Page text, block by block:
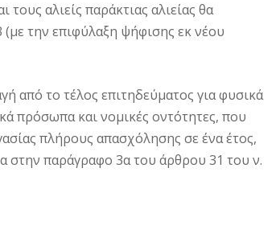
αλιείς παράκτιας αλιείας θα
την επιφύλαξη ψήφισης εκ νέου
από το τέλος επιτηδεύματος για φυσικά
πρόσωπα και νομικές οντότητες, που
πλήρους απασχόλησης σε ένα έτος,
στην παράγραφο 3α του άρθρου 31 του ν.